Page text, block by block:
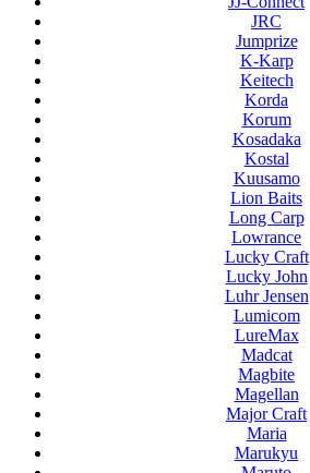
JRC
Jumprize
K-Karp
Keitech
Korda
Korum
Kosadaka
Kostal
Kuusamo
Lion Baits
Long Carp
Lowrance
Lucky Craft
Lucky John
Luhr Jensen
Lumicom
LureMax
Madcat
Magbite
Magellan
Major Craft
Maria
Marukyu